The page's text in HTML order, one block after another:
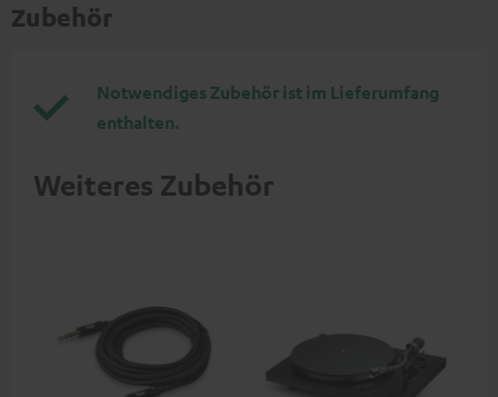
Zubehör
Notwendiges Zubehör ist im Lieferumfang
enthalten.
Weiteres Zubehör